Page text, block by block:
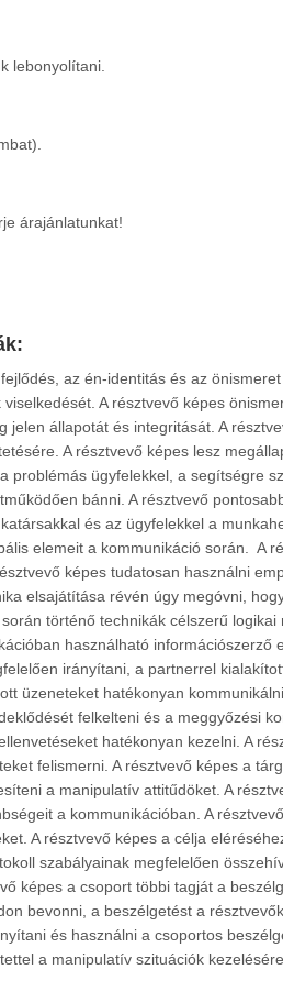
lebonyolítani.
árajánlatunkat!
:
az én-identitás és az
A résztvevő képes
állapotát és integritását. A
A résztvevő képes lesz
problémás ügyfelekkel, a segítségre
bánni. A résztvevő
és az ügyfelekkel a
elemeit a kommunikáció során. A
képes tudatosan használni
elsajátítása révén úgy megóvni,
történő technikák célszerű logikai
használható információszerző
irányítani, a partnerrel
üzeneteket hatékonyan
felkelteni és a meggyőzési
hatékonyan kezelni. A
felismerni. A résztvevő képes a
a manipulatív attitűdöket. A
a kommunikációban. A
A résztvevő képes a célja
szabályainak megfelelően
képes a csoport többi tagját a
bevonni, a beszélgetést a
és használni a csoportos
a manipulatív szituációk